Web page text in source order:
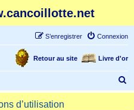
Connexion
S’enregistrer
Livre d'or
Retour au site
e
d’utilisation